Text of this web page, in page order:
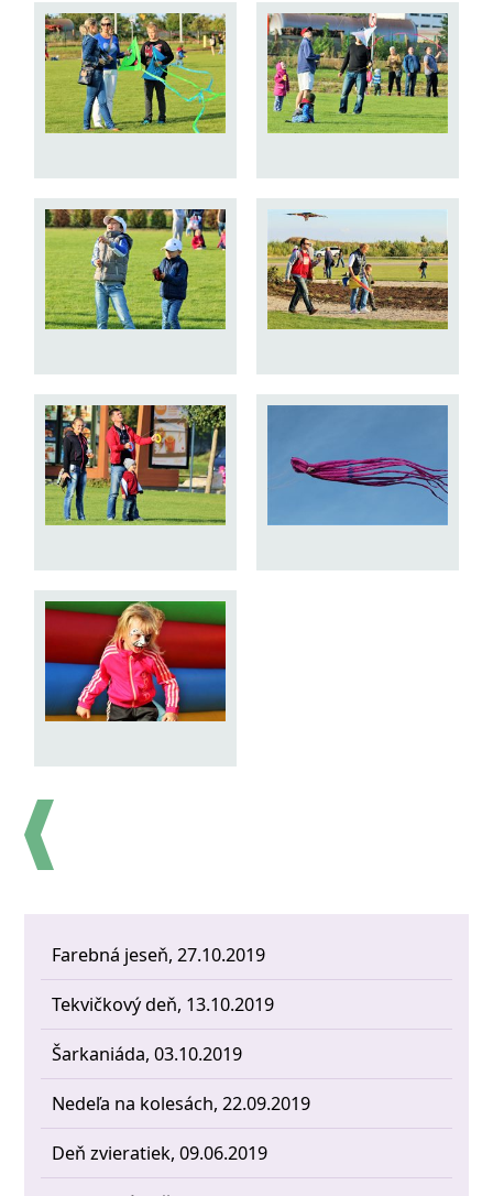
Farebná jeseň, 27.10.2019
Tekvičkový deň, 13.10.2019
Šarkaniáda, 03.10.2019
Nedeľa na kolesách, 22.09.2019
Deň zvieratiek, 09.06.2019